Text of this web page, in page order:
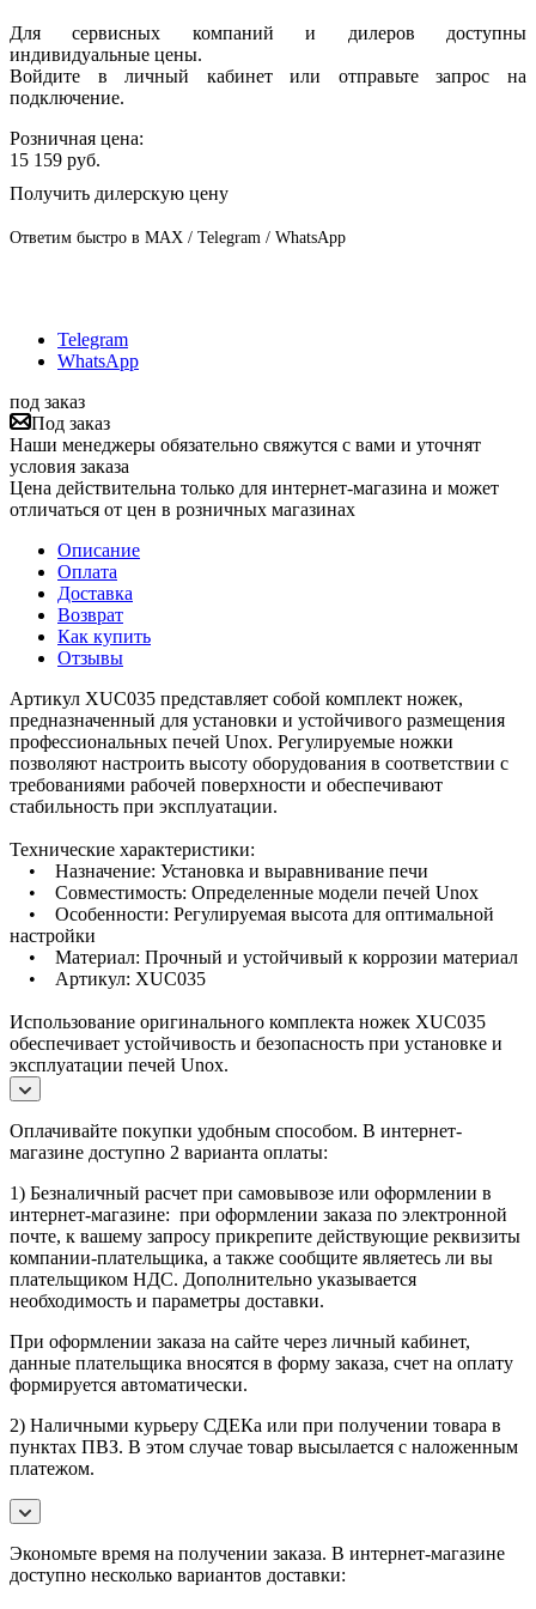
Для сервисных компаний и дилеров доступны
индивидуальные цены.
Войдите в личный кабинет или отправьте запрос на
подключение.
Розничная цена:
15 159 руб.
Получить дилерскую цену
Ответим быстро в MAX / Telegram / WhatsApp
Telegram
WhatsApp
под заказ
Под заказ
Наши менеджеры обязательно свяжутся с вами и уточнят
условия заказа
Цена действительна только для интернет-магазина и может
отличаться от цен в розничных магазинах
Описание
Оплата
Доставка
Возврат
Как купить
Отзывы
Артикул XUC035 представляет собой комплект ножек,
предназначенный для установки и устойчивого размещения
профессиональных печей Unox. Регулируемые ножки
позволяют настроить высоту оборудования в соответствии с
требованиями рабочей поверхности и обеспечивают
стабильность при эксплуатации.
Технические характеристики:
• Назначение: Установка и выравнивание печи
• Совместимость: Определенные модели печей Unox
• Особенности: Регулируемая высота для оптимальной
настройки
• Материал: Прочный и устойчивый к коррозии материал
• Артикул: XUC035
Использование оригинального комплекта ножек XUC035
обеспечивает устойчивость и безопасность при установке и
эксплуатации печей Unox.
Оплачивайте покупки удобным способом. В интернет-
магазине доступно 2 варианта оплаты:
1) Безналичный расчет при самовывозе или оформлении в
интернет-магазине: при оформлении заказа по электронной
почте, к вашему запросу прикрепите действующие реквизиты
компании-плательщика, а также сообщите являетесь ли вы
плательщиком НДС. Дополнительно указывается
необходимость и параметры доставки.
При оформлении заказа на сайте через личный кабинет,
данные плательщика вносятся в форму заказа, счет на оплату
формируется автоматически.
2) Наличными курьеру СДЕКа или при получении товара в
пунктах ПВЗ. В этом случае товар высылается с наложенным
платежом.
Экономьте время на получении заказа. В интернет-магазине
доступно несколько вариантов доставки: